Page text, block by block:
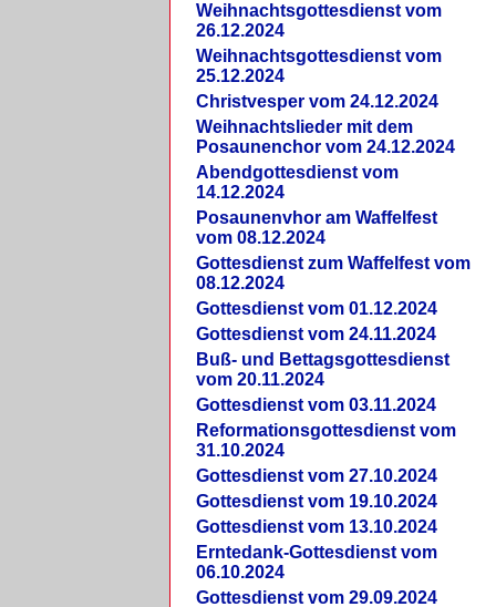
Weihnachtsgottesdienst vom
26.12.2024
Weihnachtsgottesdienst vom
25.12.2024
Christvesper vom 24.12.2024
Weihnachtslieder mit dem
Posaunenchor vom 24.12.2024
Abendgottesdienst vom
14.12.2024
Posaunenvhor am Waffelfest
vom 08.12.2024
Gottesdienst zum Waffelfest vom
08.12.2024
Gottesdienst vom 01.12.2024
Gottesdienst vom 24.11.2024
Buß- und Bettagsgottesdienst
vom 20.11.2024
Gottesdienst vom 03.11.2024
Reformationsgottesdienst vom
31.10.2024
Gottesdienst vom 27.10.2024
Gottesdienst vom 19.10.2024
Gottesdienst vom 13.10.2024
Erntedank-Gottesdienst vom
06.10.2024
Gottesdienst vom 29.09.2024